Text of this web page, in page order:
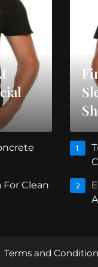
Clean
1
2
Terms and